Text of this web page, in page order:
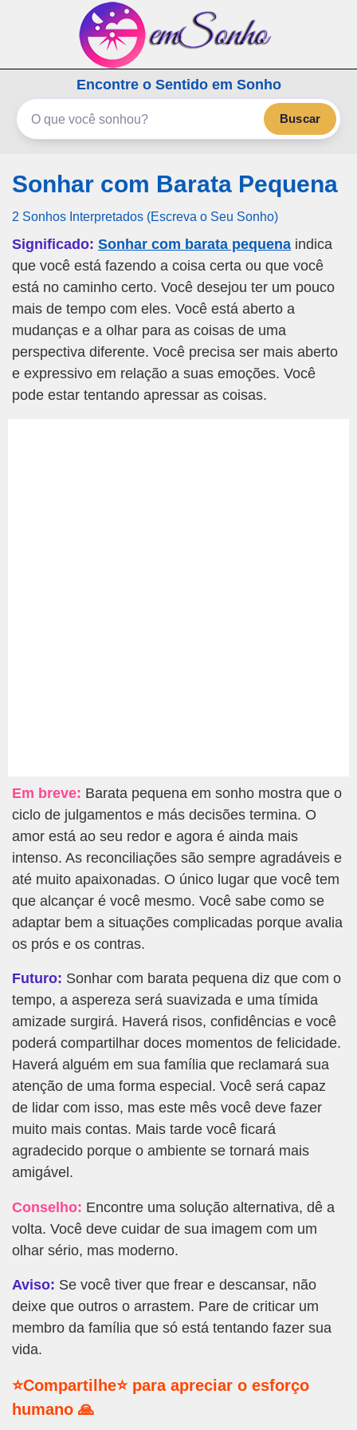
emSonho.com
Os sonhos significam mais
Encontre o Sentido em Sonho
Buscar
Sonhar com Barata Pequena
2 Sonhos Interpretados (Escreva o Seu Sonho)
Significado: Sonhar com barata pequena indica
que você está fazendo a coisa certa ou que você
está no caminho certo. Você desejou ter um pouco
mais de tempo com eles. Você está aberto a
mudanças e a olhar para as coisas de uma
perspectiva diferente. Você precisa ser mais aberto
e expressivo em relação a suas emoções. Você
pode estar tentando apressar as coisas.
Em breve: Barata pequena em sonho mostra que o
ciclo de julgamentos e más decisões termina. O
amor está ao seu redor e agora é ainda mais
intenso. As reconciliações são sempre agradáveis e
até muito apaixonadas. O único lugar que você tem
que alcançar é você mesmo. Você sabe como se
adaptar bem a situações complicadas porque avalia
os prós e os contras.
Futuro: Sonhar com barata pequena diz que com o
tempo, a aspereza será suavizada e uma tímida
amizade surgirá. Haverá risos, confidências e você
poderá compartilhar doces momentos de felicidade.
Haverá alguém em sua família que reclamará sua
atenção de uma forma especial. Você será capaz
de lidar com isso, mas este mês você deve fazer
muito mais contas. Mais tarde você ficará
agradecido porque o ambiente se tornará mais
amigável.
Conselho: Encontre uma solução alternativa, dê a
volta. Você deve cuidar de sua imagem com um
olhar sério, mas moderno.
Aviso: Se você tiver que frear e descansar, não
deixe que outros o arrastem. Pare de criticar um
membro da família que só está tentando fazer sua
vida.
⭐Compartilhe⭐ para apreciar o esforço
humano 🙏